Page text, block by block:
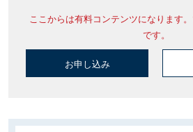
ここからは有料コンテンツになります
です。
お申し込み